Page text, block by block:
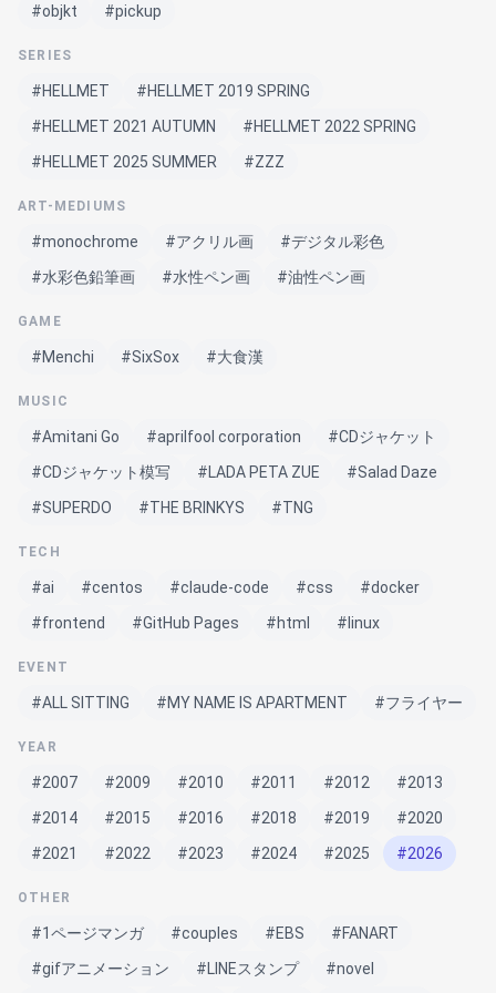
#objkt #pickup
SERIES
#HELLMET
#HELLMET 2019 SPRING
#HELLMET 2021 AUTUMN
#HELLMET 2022 SPRING
#HELLMET 2025 SUMMER
#ZZZ
ART-MEDIUMS
#monochrome #アクリル画
#デジタル彩色
#水彩色鉛筆画
#水性ペン画 #油性ペン画
GAME
#Menchi #SixSox #大食漢
MUSIC
#Amitani Go #aprilfool corporation
#CDジャケット
#CDジャケット模写
#LADA PETA ZUE
#Salad Daze
#SUPERDO
#THE BRINKYS #TNG
TECH
#ai #centos #claude-code #css
#docker
#frontend
#GitHub Pages #html #linux
EVENT
#ALL SITTING #MY NAME IS APARTMENT #フライヤー
YEAR
#2007 #2009 #2010 #2011 #2012
#2013
#2014
#2015 #2016 #2018 #2019
#2020
#2021
#2022 #2023 #2024 #2025 #2026
OTHER
#1ページマンガ #couples #EBS
#FANART
#gifアニメーション
#LINEスタンプ
#novel